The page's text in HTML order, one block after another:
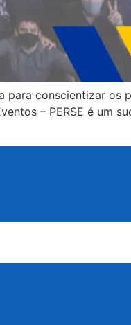
para conscientizar os
– PERSE é um